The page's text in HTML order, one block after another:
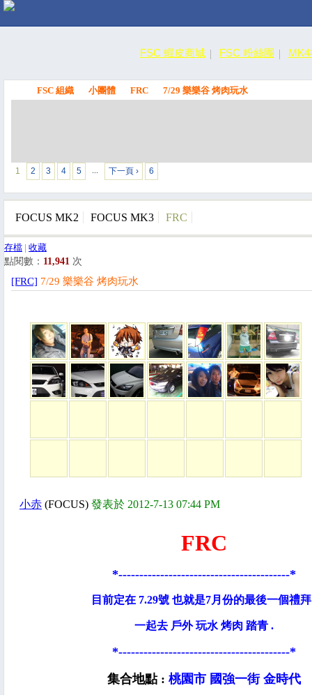
FSC 蝦皮商城 FSC 粉絲團
FSC 組織 小團體 FRC 7/29 樂樂谷 烤肉玩水
1 2 3 4 5 … 下一頁 › 6
FOCUS MK2 FOCUS MK3 FRC
存檔 | 收藏
點閱數： 11,941 次
[FRC] 7/29 樂樂谷 烤肉玩水
小赤 (FOCUS) 發表於 2012-7-13 07:44 PM
FRC
*-----------------------------------------*
目前定在 7.29號 也就是7月份的最後一個禮
一起去 戶外 玩水 烤肉 踏青 .
*-----------------------------------------*
集合地點 : 桃園市 國強一街 金時代